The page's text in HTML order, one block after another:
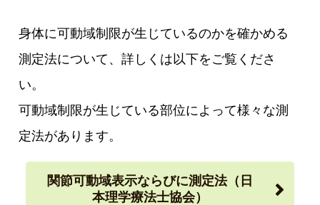
身体に可動域制限が生じているのかを確かめる
測定法について、詳しくは以下をご覧くださ
い。
可動域制限が生じている部位によって様々な測
定法があります。
関節可動域表示ならびに測定法（日
本理学療法士協会）